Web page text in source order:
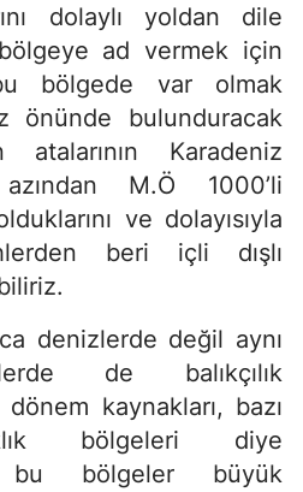
dolaylı yoldan dile
ad vermek için
bölgede var olmak
önünde bulunduracak
atalarının Karadeniz
M.Ö 1000’li
ve dolayısıyla
beri içli dışlı
denizlerde değil aynı
de balıkçılık
dönem kaynakları, bazı
bölgeleri diye
bu bölgeler büyük